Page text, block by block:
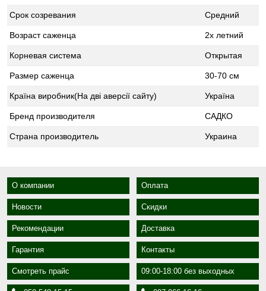
Срок созревания Средний
Возраст саженца 2х летний
Корневая система Открытая
Размер саженца 30-70 см
Країна виробник(На дві аверсії сайту) Україна
Бренд производителя САДКО
Страна производитель Украина
О компании Оплата
Новости Скидки
Рекомендации Доставка
Гарантия Контакты
Смотреть прайс 09:00-18:00 без выходных